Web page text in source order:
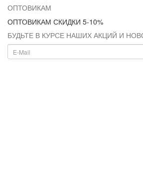
ОПТОВИКАМ
ОПТОВИКАМ СКИДКИ 5-10%
БУДЬТЕ В КУРСЕ НАШИХ АКЦИЙ И